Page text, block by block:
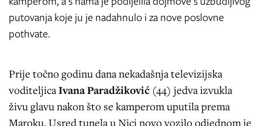
putovanja koje ju je nadahnulo i za nove poslovne
pothvate.
Prije točno godinu dana nekadašnja televizijska
voditeljicaIvana Paradžiković (44) jedva izvukla
živu glavu nakon što se kamperom uputila prema
Maroku. Usred tunela u Nici novo vozilo odjednom je